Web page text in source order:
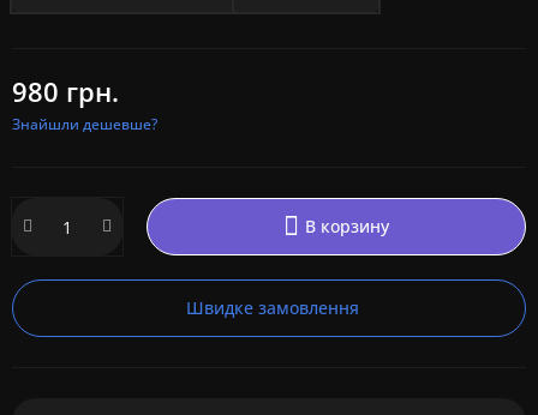
980 грн.
Знайшли дешевше?
В корзину
Швидке замовлення